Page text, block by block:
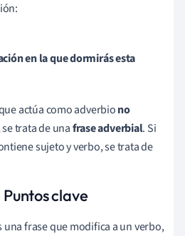
en la que dormirás esta
actúa como adverbiono
trata de unafrase adverbial. Si
sujeto y verbo, se trata de
clave
una frase que modifica a un verbo,